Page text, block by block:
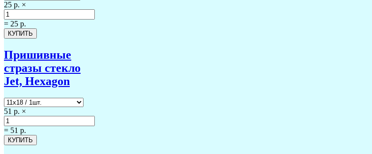
25 р. ×
= 25 р.
Пришивные
стразы стекло
Jet, Hexagon
51 р. ×
= 51 р.